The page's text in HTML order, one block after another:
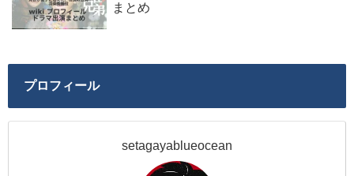
まとめ
プロフィール
setagayablueocean